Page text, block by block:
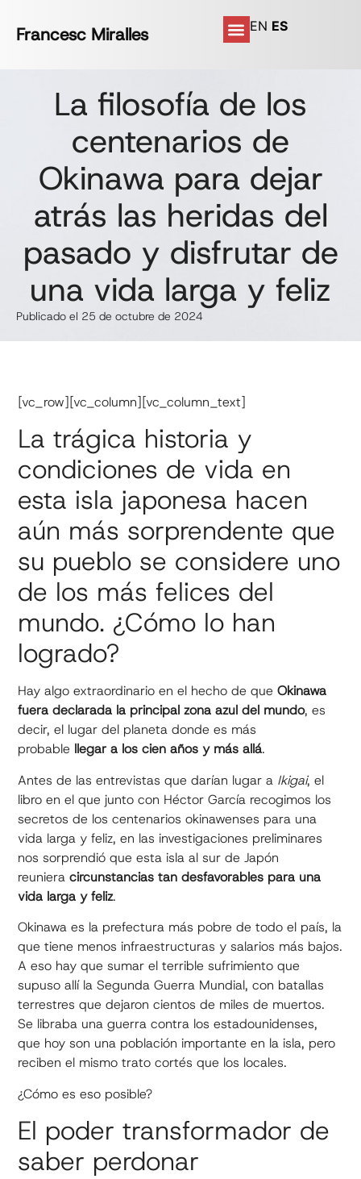
Francesc Miralles EN ES
La filosofía de los
centenarios de
Okinawa para dejar
atrás las heridas del
pasado y disfrutar de
una vida larga y feliz
Publicado el 25 de octubre de 2024
[vc_row][vc_column][vc_column_text]
La trágica historia y
condiciones de vida en
esta isla japonesa hacen
aún más sorprendente que
su pueblo se considere uno
de los más felices del
mundo. ¿Cómo lo han
logrado?
Hay algo extraordinario en el hecho de queOkinawa
fuera declarada la principal zona azul del mundo, es
decir, el lugar del planeta donde es más
probable llegar a los cien años y más allá.
Antes de las entrevistas que darían lugar a Ikigai, el
libro en el que junto con Héctor García recogimos los
secretos de los centenarios okinawenses para una
vida larga y feliz, en las investigaciones preliminares
nos sorprendió que esta isla al sur de Japón
reunieracircunstancias tan desfavorables para una
vida larga y feliz.
Okinawa es la prefectura más pobre de todo el país, la
que tiene menos infraestructuras y salarios más bajos.
A eso hay que sumar el terrible sufrimiento que
supuso allí la Segunda Guerra Mundial, con batallas
terrestres que dejaron cientos de miles de muertos.
Se libraba una guerra contra los estadounidenses,
que hoy son una población importante en la isla, pero
reciben el mismo trato cortés que los locales.
¿Cómo es eso posible?
El poder transformador de
saber perdonar